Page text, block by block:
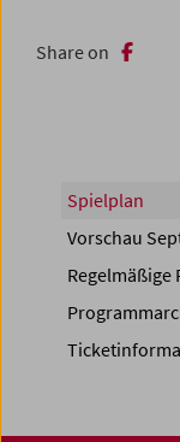
Share on
Spielplan
Vorschau
Regelmäßige